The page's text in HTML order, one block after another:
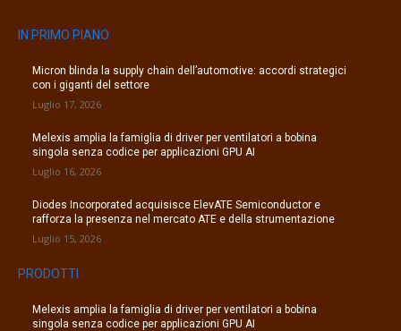
IN PRIMO PIANO
Micron blinda la supply chain dell’automotive: accordi strategici
con i giganti del settore
Luglio 17, 2026
Melexis amplia la famiglia di driver per ventilatori a bobina
singola senza codice per applicazioni GPU AI
Luglio 16, 2026
Diodes Incorporated acquisisce ElevATE Semiconductor e
rafforza la presenza nel mercato ATE e della strumentazione
Luglio 15, 2026
PRODOTTI
Melexis amplia la famiglia di driver per ventilatori a bobina
singola senza codice per applicazioni GPU AI